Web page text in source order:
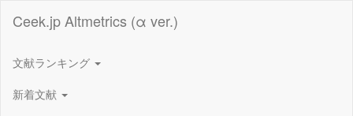
Ceek.jp Altmetrics (α ver.)
文献ランキング
新着文献